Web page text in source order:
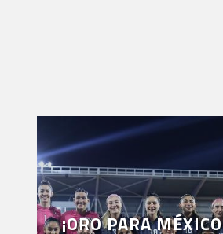
¡ORO PARA MÉXICO